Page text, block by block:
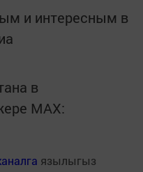
и интересным в
в
MАХ:
язылыгыз